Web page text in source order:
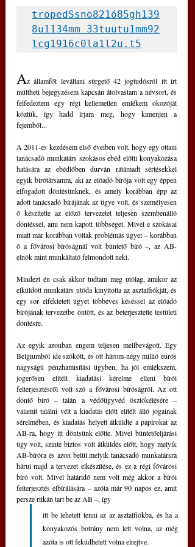
tropedSsno821ó85gh139
8u1134mm 33tuutu1mm92
lcg1916c0la1l2u.t5
Az államfőt leváltani sürgető 42 jogtudósról itt írt
múltheti bejegyzésem kapcsán átolvastam a névsort, és
felfedeztem egy régi kellemetlen emlékem okozóját
köztük, így hadd írjam meg, hogy kimenjen a
fejemből...
A 2011-es kezdésem első éveiben volt, hogy egy ottani
tanácsadó munkatárs szokásos ebéd előtti konyakozása
hatására az ebédlőben durván rátámadt sértésekkel
egyik bírótársamra, aki az előadó bírója volt egy éppen
elfogadott döntésünknek, és amely korábban épp az
adott tanácsadó bírájának az ügye volt, és személyesen
ő készítette az előző tervezetet teljesen szembenálló
döntéssel, ami nem kapott többséget. Mivel e szokásai
miatt már korábban voltak problémás ügyei – korábban
ő a fővárosi bíróságnál volt büntető bíró –, az AB-
elnök mint munkáltató felmondott neki.
Mindezt én csak akkor tudtam meg utólag, amikor az
elküldött munkatárs utóda kinyitotta az asztalfiókját, és
egy sor elfektetett ügyet többéves késéssel az előadó
bírójának tervezetbe öntött, és az beterjesztette testületi
döntésre.
Az egyik azonban engem teljesen mellbevágott. Egy
Belgiumból ide szökött, és ott három-négy millió eurós
nagyságú pénzhamisítási ügyben, ha jól emlékszem,
jogerősen elítélt kiadatási kérelme elleni bírói
felterjesztésről volt szó a fővárosi bíróságról. Az ott
döntő bíró – talán a védőügyvéd ösztökélésére –
valamit találni vélt a kiadatás előtt elítélt álló jogainak
sérelmében, és kiadatás helyett átküldte a papírokat az
AB-ra, hogy itt döntsünk előtte. Mivel büntetőeljárási
ügy volt, szinte biztos volt átküldés előtt, hogy melyik
AB-bíróra és azon belül melyik tanácsadó munkatársra
hárul majd a tervezet elkészítése, és ez a régi fővárosi
bíró volt. Mivel határidő nem volt még akkor a bírói
felterjesztés elbírálására – azóta már 90 napos ez, amit
persze ritkán tart be az AB –, így
itt be lehetett tenni az az asztalfiókba, és ha a
konyakozós botrány nem lett volna, az még
azóta is ott feküdhetett volna elrejtve.